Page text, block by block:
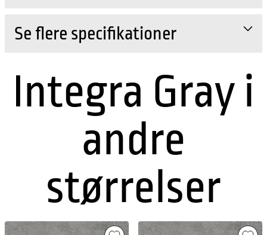
Se flere specifikationer
Integra Gray i
andre
størrelser